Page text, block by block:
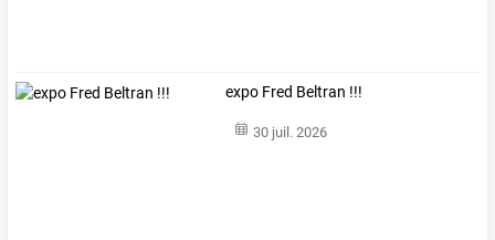
expo Fred Beltran !!!
30 juil. 2026